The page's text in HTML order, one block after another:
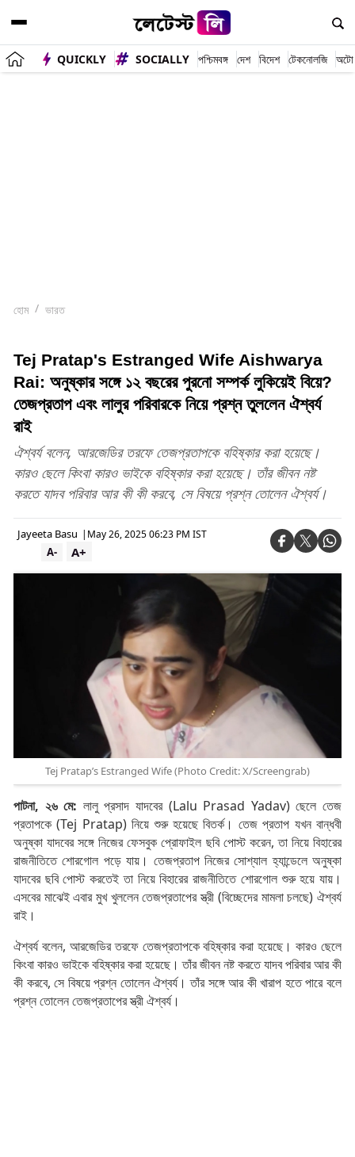
QUICKLY SOCIALLY পশ্চিমবঙ্গ দেশ বিদেশ টেকনোলজি অটো
হোম ভারত
Tej Pratap's Estranged Wife Aishwarya
Rai: অনুষ্কার সঙ্গে ১২ বছরের পুরনো সম্পর্ক লুকিয়েই বিয়ে?
তেজপ্রতাপ এবং লালুর পরিবারকে নিয়ে প্রশ্ন তুললেন ঐশ্বর্য
রাই
ঐশ্বর্য বলেন, আরজেডির তরফে তেজপ্রতাপকে বহিষ্কার করা হয়েছে।
কারও ছেলে কিংবা কারও ভাইকে বহিষ্কার করা হয়েছে। তাঁর জীবন নষ্ট
করতে যাদব পরিবার আর কী কী করবে, সে বিষয়ে প্রশ্ন তোলেন ঐশ্বর্য।
Jayeeta Basu | May 26, 2025 06:23 PM IST
A+
A-
Tej Pratap’s Estranged Wife (Photo Credit: X/Screengrab)
পাটনা, ২৬ মে: লালু প্রসাদ যাদবের (Lalu Prasad Yadav) ছেলে তেজ
প্রতাপকে (Tej Pratap) নিয়ে শুরু হয়েছে বিতর্ক। তেজ প্রতাপ যখন বান্ধবী
অনুষ্কা যাদবের সঙ্গে নিজের ফেসবুক প্রোফাইল ছবি পোস্ট করেন, তা নিয়ে বিহারের
রাজনীতিতে শোরগোল পড়ে যায়। তেজপ্রতাপ নিজের সোশ্যাল হ্যান্ডেলে অনুষ্কা
যাদবের ছবি পোস্ট করতেই তা নিয়ে বিহারের রাজনীতিতে শোরগোল শুরু হয়ে যায়।
এসবের মাঝেই এবার মুখ খুললেন তেজপ্রতাপের স্ত্রী (বিচ্ছেদের মামলা চলছে) ঐশ্বর্য
রাই।
ঐশ্বর্য বলেন, আরজেডির তরফে তেজপ্রতাপকে বহিষ্কার করা হয়েছে। কারও ছেলে
কিংবা কারও ভাইকে বহিষ্কার করা হয়েছে। তাঁর জীবন নষ্ট করতে যাদব পরিবার আর কী
কী করবে, সে বিষয়ে প্রশ্ন তোলেন ঐশ্বর্য। তাঁর সঙ্গে আর কী খারাপ হতে পারে বলে
প্রশ্ন তোলেন তেজপ্রতাপের স্ত্রী ঐশ্বর্য।